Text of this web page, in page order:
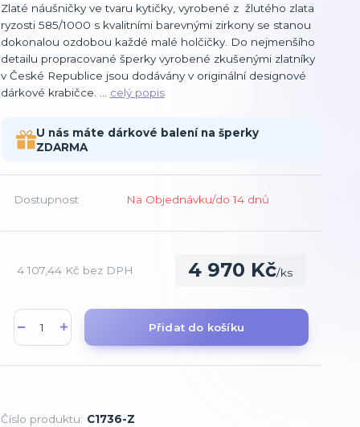
Zlaté náušničky ve tvaru kytičky, vyrobené z žlutého zlata
ryzosti 585/1000 s kvalitními barevnými zirkony se stanou
dokonalou ozdobou každé malé holčičky. Do nejmenšího
detailu propracované šperky vyrobené zkušenými zlatníky
v České Republice jsou dodávány v originální designové
dárkové krabičce. ... celý popis
U nás máte dárkové balení na šperky
ZDARMA
Dostupnost Na Objednávku/do 14 dnů
4 970 Kč/ks
4 107,44 Kč bez DPH
Přidat do košíku
Číslo produktu: C1736-Z